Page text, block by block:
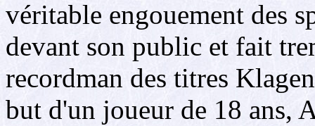
véritable engouement des
devant son public et fait
recordman des titres
but d'un joueur de 18 ans,